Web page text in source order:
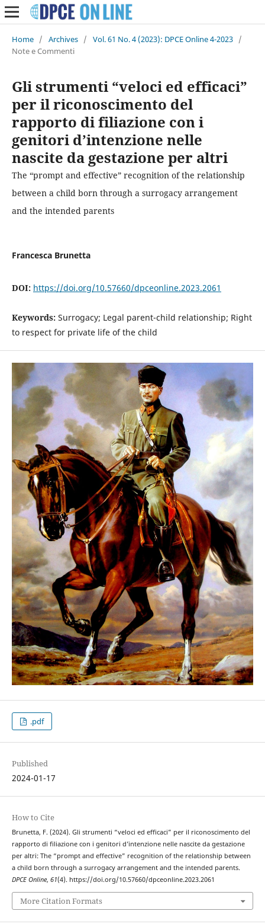
Home / Archives / Vol. 61 No. 4 (2023): DPCE Online 4-2023 /
Note e Commenti
Gli strumenti “veloci ed efficaci”
per il riconoscimento del
rapporto di filiazione con i
genitori d’intenzione nelle
nascite da gestazione per altri
The “prompt and effective” recognition of the relationship
between a child born through a surrogacy arrangement
and the intended parents
Francesca Brunetta
DOI: https://doi.org/10.57660/dpceonline.2023.2061
Keywords: Surrogacy; Legal parent-child relationship; Right
to respect for private life of the child
.pdf
Published
2024-01-17
How to Cite
Brunetta, F. (2024). Gli strumenti “veloci ed efficaci” per il riconoscimento del
rapporto di filiazione con i genitori d’intenzione nelle nascite da gestazione
per altri: The “prompt and effective” recognition of the relationship between
a child born through a surrogacy arrangement and the intended parents.
DPCE Online, 61(4). https://doi.org/10.57660/dpceonline.2023.2061
More Citation Formats